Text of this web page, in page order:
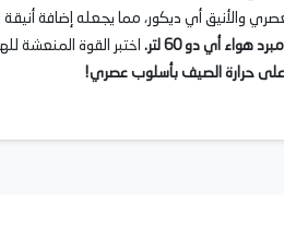
والأنيق أي ديكور، مما يجعله إضافة
أي دو 60 لتر
. اختبر القوة المنعشة
!